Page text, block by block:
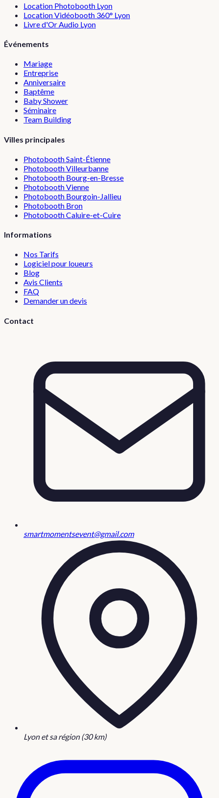
Location Photobooth Lyon
Location Vidéobooth 360° Lyon
Livre d'Or Audio Lyon
Événements
Mariage
Entreprise
Anniversaire
Baptême
Baby Shower
Séminaire
Team Building
Villes principales
PhotoboothSaint-Étienne
PhotoboothVilleurbanne
Photobooth Bourg-en-Bresse
PhotoboothVienne
Photobooth Bourgoin-Jallieu
Photobooth Bron
PhotoboothCaluire-et-Cuire
Informations
Nos Tarifs
Logiciel pour loueurs
Blog
Avis Clients
FAQ
Demander un devis
Contact
smartmomentsevent@gmail.com
Lyon et sa région (30 km)